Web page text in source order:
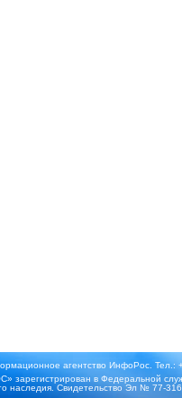
агентство ИнфоРос. Тел.:
зарегистрирован в Федеральной
наследия. Свидетельство Эл № 77-